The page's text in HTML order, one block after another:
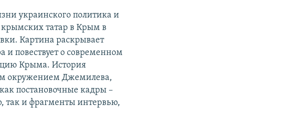
украинского политика и
крымских татар в Крым в
Картина раскрывает
и повествует о современном
Крыма. История
окружением Джемилева,
постановочные кадры –
так и фрагменты интервью,